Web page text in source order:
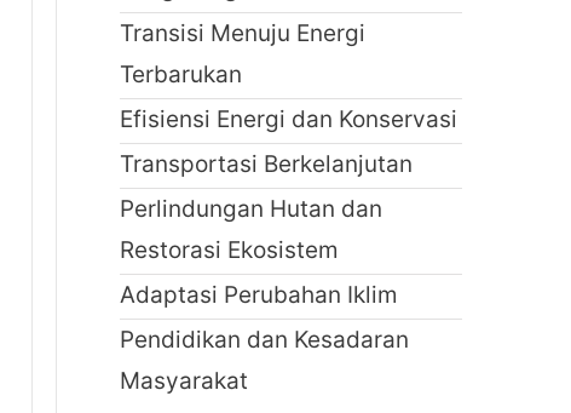
Transisi Menuju Energi
Terbarukan
Efisiensi Energi dan Konservasi
Transportasi Berkelanjutan
Perlindungan Hutan dan
Restorasi Ekosistem
Adaptasi Perubahan Iklim
Pendidikan dan Kesadaran
Masyarakat